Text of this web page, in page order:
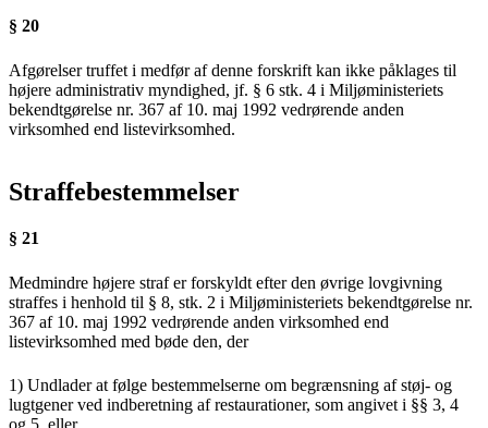
§ 20
Afgørelser truffet i medfør af denne forskrift kan ikke påklages til
højere administrativ myndighed, jf. § 6 stk. 4 i Miljøministeriets
bekendtgørelse nr. 367 af 10. maj 1992 vedrørende anden
virksomhed end listevirksomhed.
Straffebestemmelser
§ 21
Medmindre højere straf er forskyldt efter den øvrige lovgivning
straffes i henhold til § 8, stk. 2 i Miljøministeriets bekendtgørelse nr.
367 af 10. maj 1992 vedrørende anden virksomhed end
listevirksomhed med bøde den, der
1) Undlader at følge bestemmelserne om begrænsning af støj- og
lugtgener ved indberetning af restaurationer, som angivet i §§ 3, 4